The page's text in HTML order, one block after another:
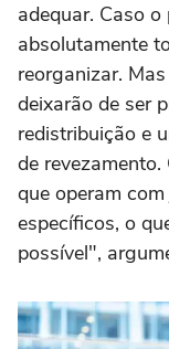
adequar. Caso
absolutamente
reorganizar.
deixarão de ser
redistribuição e
de
que operam
específicos, o
possível",